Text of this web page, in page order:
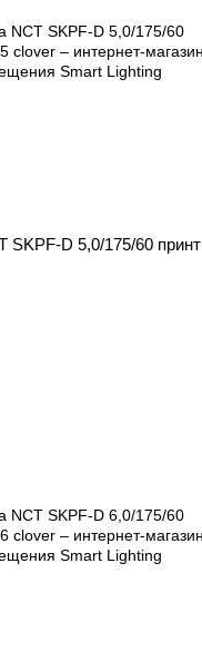
SKPF-D 5,0/175/60 принт